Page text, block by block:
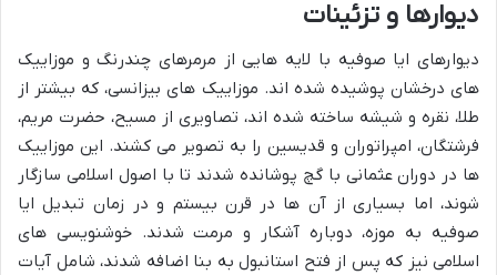
دیوارها و تزئینات
دیوارهای ایا صوفیه با لایه هایی از مرمرهای چندرنگ و موزاییک
های درخشان پوشیده شده اند. موزاییک های بیزانسی، که بیشتر از
طلا، نقره و شیشه ساخته شده اند، تصاویری از مسیح، حضرت مریم،
فرشتگان، امپراتوران و قدیسین را به تصویر می کشند. این موزاییک
ها در دوران عثمانی با گچ پوشانده شدند تا با اصول اسلامی سازگار
شوند، اما بسیاری از آن ها در قرن بیستم و در زمان تبدیل ایا
صوفیه به موزه، دوباره آشکار و مرمت شدند. خوشنویسی های
اسلامی نیز که پس از فتح استانبول به بنا اضافه شدند، شامل آیات